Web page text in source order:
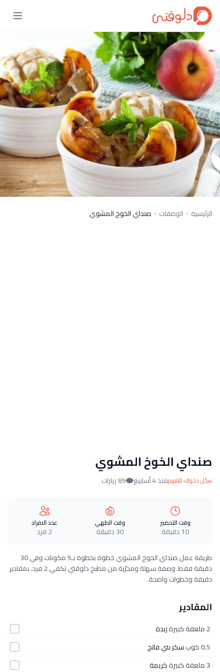
الرئيسية الوصفات صنداي الخوخ المشوي
صنداي الخوخ المشوي
سجّل دخولك للتقييممنذ 4 أسابيع 89 زيارات
وقت التحضير
10 دقيقة
وقت الطهي
30 دقيقة
عدد الافراد
2 فرد
طريقة عمل صنداي الخوخ المشوي خطوة بخطوة بـ9 مكونات وفي 30
دقيقة فقط. وصفة سهلة ومجرّبة من مطبخ دلوقتي تكفي 2 فرد، بمقادير
دقيقة وخطوات واضحة.
المقادير
2 ملعقة كبيرة
زبدة
0.5 كوب
سكر بني فاتح
3 ملعقة كبيرة
كريمة